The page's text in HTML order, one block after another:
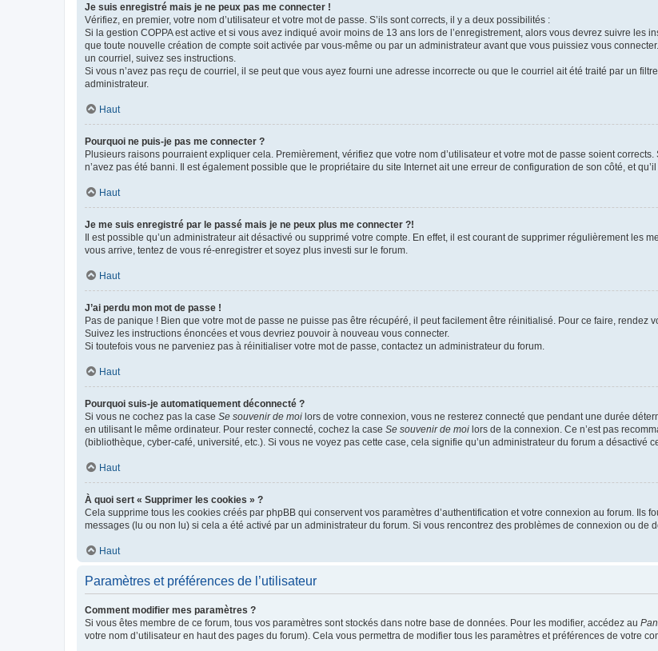
Je suis enregistré mais je ne peux pas me connecter !
Vérifiez, en premier, votre nom d’utilisateur et votre mot de passe. S’ils sont corrects, il y a deux possibilités :
Si la gestion COPPA est active et si vous avez indiqué avoir moins de 13 ans lors de l’enregistrement, alors vous devrez suivre
que toute nouvelle création de compte soit activée par vous-même ou par un administrateur avant que vous puissiez vous
un courriel, suivez ses instructions.
Si vous n’avez pas reçu de courriel, il se peut que vous ayez fourni une adresse incorrecte ou que le courriel ait été traité par un
administrateur.
Haut
Pourquoi ne puis-je pas me connecter ?
Plusieurs raisons pourraient expliquer cela. Premièrement, vérifiez que votre nom d’utilisateur et votre mot de passe soient
n’avez pas été banni. Il est également possible que le propriétaire du site Internet ait une erreur de configuration de son côté, et
Haut
Je me suis enregistré par le passé mais je ne peux plus me connecter ?!
Il est possible qu’un administrateur ait désactivé ou supprimé votre compte. En effet, il est courant de supprimer régulièrement les
vous arrive, tentez de vous ré-enregistrer et soyez plus investi sur le forum.
Haut
J’ai perdu mon mot de passe !
Pas de panique ! Bien que votre mot de passe ne puisse pas être récupéré, il peut facilement être réinitialisé. Pour ce faire, rendez
Suivez les instructions énoncées et vous devriez pouvoir à nouveau vous connecter.
Si toutefois vous ne parveniez pas à réinitialiser votre mot de passe, contactez un administrateur du forum.
Haut
Pourquoi suis-je automatiquement déconnecté ?
Si vous ne cochez pas la case Se souvenir de moi lors de votre connexion, vous ne resterez connecté que pendant une durée
en utilisant le même ordinateur. Pour rester connecté, cochez la case Se souvenir de moi lors de la connexion. Ce n’est pas
(bibliothèque, cyber-café, université, etc.). Si vous ne voyez pas cette case, cela signifie qu’un administrateur du forum a désactivé
Haut
À quoi sert « Supprimer les cookies » ?
Cela supprime tous les cookies créés par phpBB qui conservent vos paramètres d’authentification et votre connexion au forum. Ils
messages (lu ou non lu) si cela a été activé par un administrateur du forum. Si vous rencontrez des problèmes de connexion ou de
Haut
Paramètres et préférences de l’utilisateur
Comment modifier mes paramètres ?
Si vous êtes membre de ce forum, tous vos paramètres sont stockés dans notre base de données. Pour les modifier, accédez au
votre nom d’utilisateur en haut des pages du forum). Cela vous permettra de modifier tous les paramètres et préférences de votre